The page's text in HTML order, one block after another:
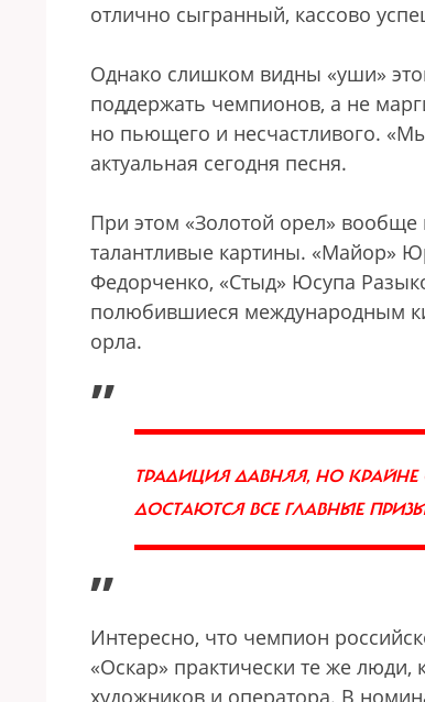
отлично сыгранный, кассово
Однако слишком видны «уши»
поддержать чемпионов, а не
но пьющего и несчастливого.
актуальная сегодня песня.
При этом «Золотой орел»
талантливые картины. «Майор»
Федорченко, «Стыд» Юсупа
полюбившиеся международным
орла.
„
ТРАДИЦИЯ ДАВНЯЯ, НО
ДОСТАЮТСЯ ВСЕ ГЛАВНЫЕ
”
Интересно, что чемпион
«Оскар» практически те же люди,
художников и оператора. В